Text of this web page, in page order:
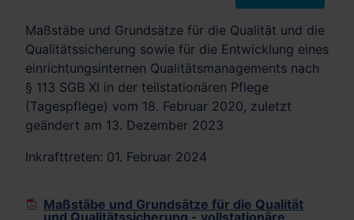
Maßstäbe und Grundsätze für die Qualität und die
Qualitätssicherung sowie für die Entwicklung eines
einrichtungsinternen Qualitätsmanagements nach
§ 113 SGB XI in der teilstationären Pflege
(Tagespflege) vom 18. Februar 2020, zuletzt
geändert am 13. Dezember 2023
Inkrafttreten: 01. Februar 2024
Maßstäbe und Grundsätze für die Qualität